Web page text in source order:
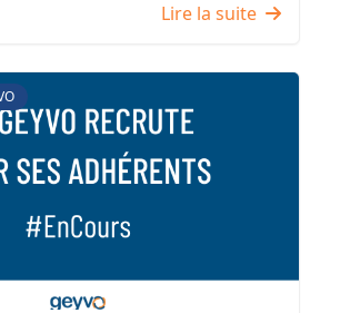
Lire la suite